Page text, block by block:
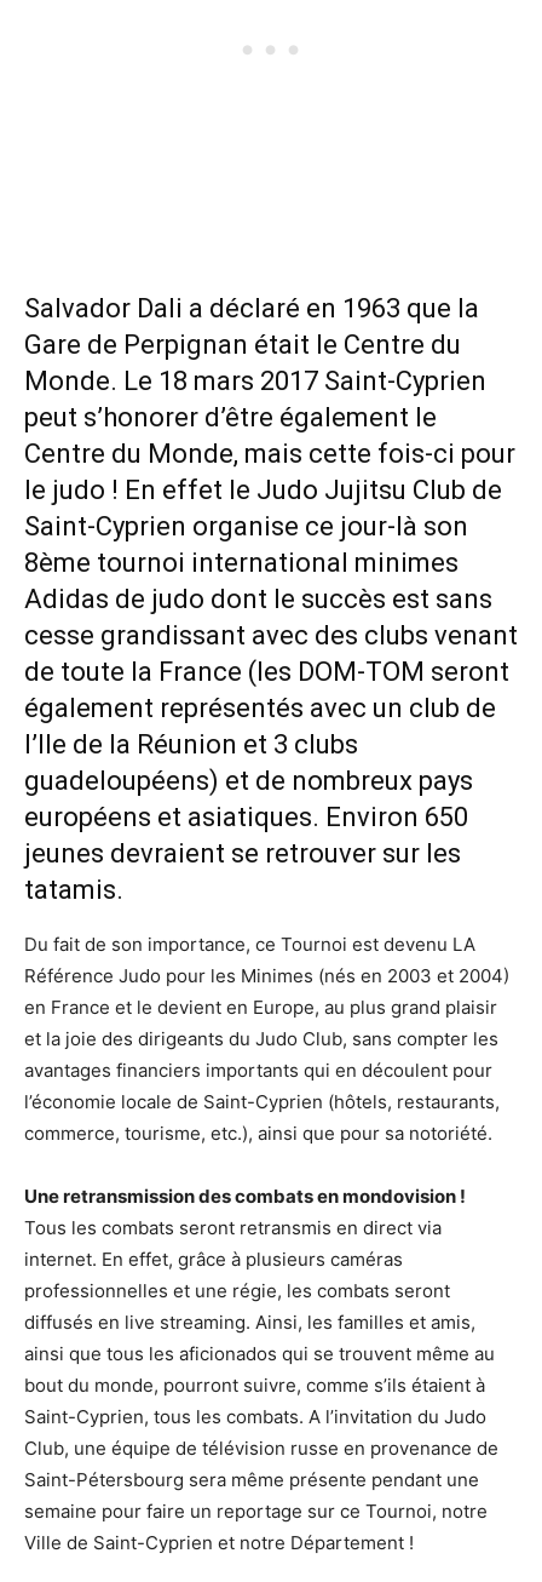
Salvador Dali a déclaré en 1963 que la
Gare de Perpignan était le Centre du
Monde. Le 18 mars 2017 Saint-Cyprien
peut s’honorer d’être également le
Centre du Monde, mais cette fois-ci pour
le judo ! En effet le Judo Jujitsu Club de
Saint-Cyprien organise ce jour-là son
8ème tournoi international minimes
Adidas de judo dont le succès est sans
cesse grandissant avec des clubs venant
de toute la France (les DOM-TOM seront
également représentés avec un club de
l’Ile de la Réunion et 3 clubs
guadeloupéens) et de nombreux pays
européens et asiatiques. Environ 650
jeunes devraient se retrouver sur les
tatamis.
Du fait de son importance, ce Tournoi est devenu LA
Référence Judo pour les Minimes (nés en 2003 et 2004)
en France et le devient en Europe, au plus grand plaisir
et la joie des dirigeants du Judo Club, sans compter les
avantages financiers importants qui en découlent pour
l’économie locale de Saint-Cyprien (hôtels, restaurants,
commerce, tourisme, etc.), ainsi que pour sa notoriété.
Une retransmission des combats en mondovision !
Tous les combats seront retransmis en direct via
internet. En effet, grâce à plusieurs caméras
professionnelles et une régie, les combats seront
diffusés en live streaming. Ainsi, les familles et amis,
ainsi que tous les aficionados qui se trouvent même au
bout du monde, pourront suivre, comme s’ils étaient à
Saint-Cyprien, tous les combats. A l’invitation du Judo
Club, une équipe de télévision russe en provenance de
Saint-Pétersbourg sera même présente pendant une
semaine pour faire un reportage sur ce Tournoi, notre
Ville de Saint-Cyprien et notre Département !